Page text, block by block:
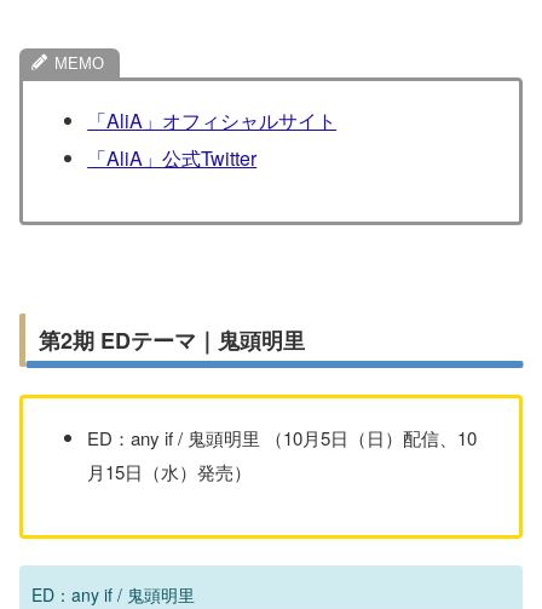
「AliA」オフィシャルサイト
「AliA」公式Twitter
第2期 EDテーマ｜鬼頭明里
ED：any if / 鬼頭明里 （10月5日（日）配信、10
月15日（水）発売）
ED：any if / 鬼頭明里